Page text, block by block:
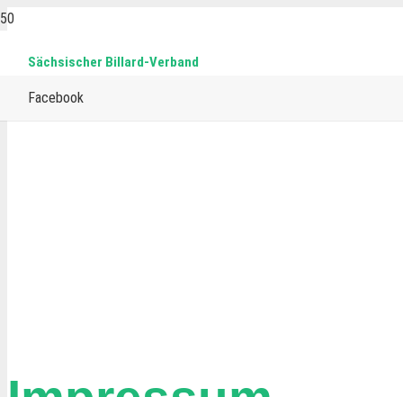
Sächsischer Billard-Verband
Facebook